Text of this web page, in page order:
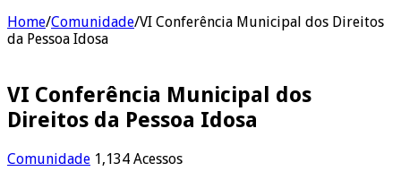
Home/Comunidade/VI Conferência Municipal dos Direitos
da Pessoa Idosa
VI Conferência Municipal dos
Direitos da Pessoa Idosa
Comunidade 1,134 Acessos